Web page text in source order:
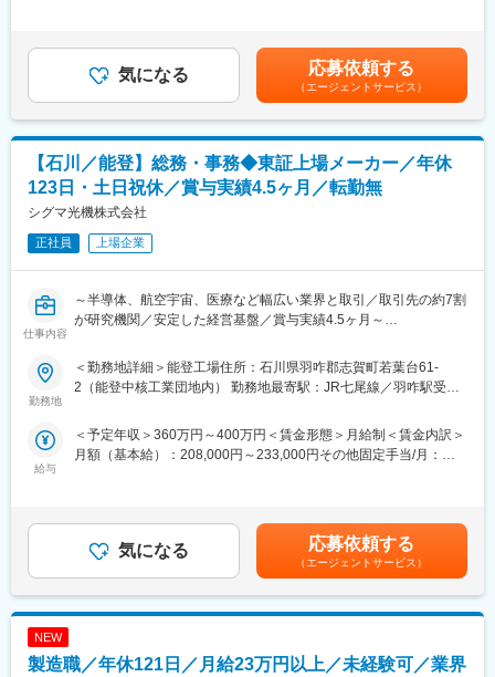
■魅力ポイント
・最先端の半導体技術を支える仕事です。昨今のAIブームや半導
体ニーズなどにより売上は非常に好調です。
・2025年度に立ち上がった新工場です。最新の綺麗な工場で勤務
することが出来ます。
変更の範囲：会社の定める業務
【研究・開発用のレーザー光学機器の最大手企業】
レンズ・レーザ装置の総合力に強みがあります。主な取引先とし
て、官公庁では産業技術総合研究所・科学技術振興機構・理化学
【装置全般を自社で研究開発・製造】
競合他社と比較すると当社はミラー・レンズ、装置全般を自社で
研究開発・製造しているため、光学研究のための各パーツ類に関
して、カスタマイズしてお客様に対応していけるという点で高い
評価を頂いております。「光学加工」「機械加工」「システム
化」という3つの技術をワンストップで提供できるという他社には
真似できない生産体制を活かした事業展開により、国内トップレ
ベルのブランドの地位を確立しました。
【グループの総合力】
国内のみならず、アメリカ・フランス・中国にグループ会社を設
子・基本機器製品の量産・低価格対応に向けた展開を推進してお
ります。このようにシグマ光機グループは、国内外の生産・販売
加価値」と「日本品質・市場流通価格」という二極化するお客様
のニーズに対応しています。
賞与：年2回(5月、11月) ※過去年間実績4.5ヶ月■固定手当（住宅
手当）賃金はあくまでも目安の金額であり、選考を通じて上下す
る可能性があります。月給(月額)は固定手当を含めた表記です。
気になる 応募依頼する
（エージェントサービス）
【石川／能登】総務・事務◆東証上場メーカー／年休
123日・土日祝休／賞与実績4.5ヶ月／転勤無
シグマ光機株式会社
正社員 上場企業
仕事内容
～半導体、航空宇宙、医療など幅広い業界と取引／取引先の約7割
が研究機関／安定した経営基盤／賞与実績4.5ヶ月～
当社はレーザ用光学機器分野のトップクラスメーカーで、企画・
開発から生産・販売・サポートまで、『光ソリューション』をワ
当社の石川工場拠点での総務事務をお任せします。
【具体的には】
・伝票入力
・パソコン入力
・書類のファイリング
・電話やメール、来客対応など
※将来的には総務グループの中核メンバーとして、ファシリティも
■当社について：
勤務地
＜勤務地詳細＞能登工場住所：石川県羽咋郡志賀町若葉台61-
2（能登中核工業団地内） 勤務地最寄駅：JR七尾線／羽咋駅受動
給与
＜予定年収＞360万円～400万円＜賃金形態＞月給制＜賃金内訳＞
月額（基本給）：208,000円～233,000円その他固定手当/月：
7,000円物価調整手当6,500円～7,500円賃金はあくまでも目安の
金額であり、選考を通じて上下する可能性があります。月給(月額)
は固定手当を含めた表記です。
気になる 応募依頼する
（エージェントサービス）
NEW
製造職／年休121日／月給23万円以上／未経験可／業界